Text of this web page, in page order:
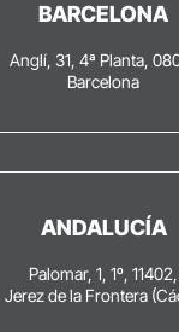
BARCELONA
Anglí, 31, 4ª Planta,
Barcelona
ANDALUCÍA
Palomar, 1, 1º, 11402,
Jerez de la Frontera